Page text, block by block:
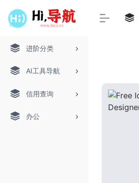
进阶分类
AI工具导航
信用查询
办公